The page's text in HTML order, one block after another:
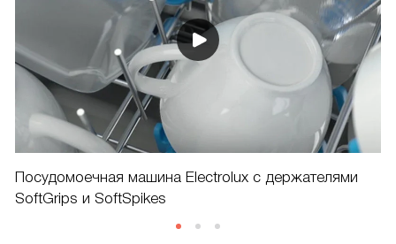
Посудомоечная машина Electrolux с держателями
SoftGrips и SoftSpikes